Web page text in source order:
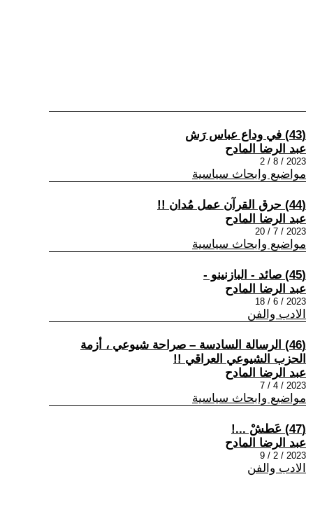
(43) في وداع عباس رَش
عبد الرضا المادح
2023 / 8 / 2
مواضيع وابحاث سياسية
(44) حرق القرآن عمل مُدان !!
عبد الرضا المادح
2023 / 7 / 20
مواضيع وابحاث سياسية
(45) صائد - البازنينو -
عبد الرضا المادح
2023 / 6 / 18
الادب والفن
(46) الرسالة السادسة – صراحة شيوعي ، أزمة
الحزب الشيوعي العراقي !!
عبد الرضا المادح
2023 / 4 / 7
مواضيع وابحاث سياسية
(47) عَطشْ ...!
عبد الرضا المادح
2023 / 2 / 9
الادب والفن